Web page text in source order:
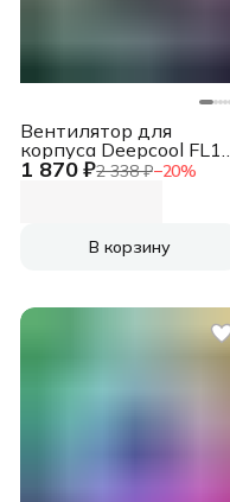
1 870 ₽2 338 ₽−20%
Вентилятор для
корпуса Deepcool FL12
ARGB 120х120x25
В корзину